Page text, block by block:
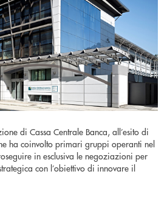
di Cassa Centrale Banca, all’esito di
ha coinvolto primari gruppi operanti nel
in esclusiva le negoziazioni per
con l’obiettivo di innovare il